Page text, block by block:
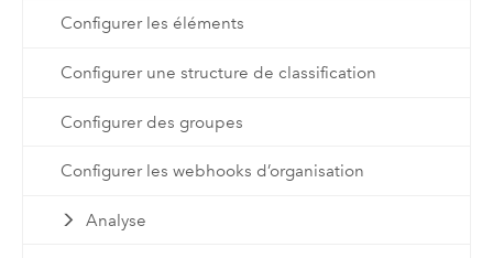
Configurer les éléments
Configurer une structure de classification
Configurer des groupes
Configurer les webhooks d’organisation
Analyse